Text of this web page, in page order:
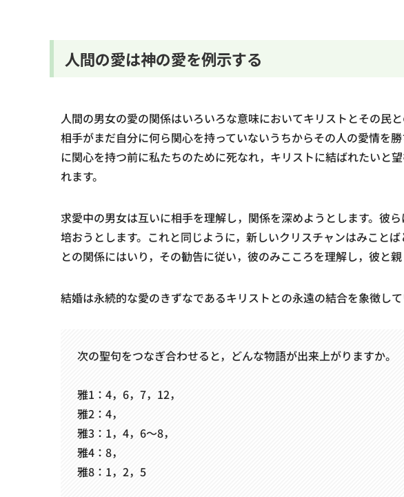
人間の愛は神の愛を例示する
人間の男女の愛の関係はいろいろな意味においてキリストとその民
相手がまだ自分に何ら関心を持っていないうちからその人の愛情を
に関心を持つ前に私たちのために死なれ，キリストに結ばれたいと
れます。
求愛中の男女は互いに相手を理解し，関係を深めようとします。彼
培おうとします。これと同じように，新しいクリスチャンはみこと
との関係にはいり，その勧告に従い，彼のみこころを理解し，彼と親
結婚は永続的な愛のきずなであるキリストとの永遠の結合を象徴して
次の聖句をつなぎ合わせると，どんな物語が出来上がりますか。
雅1：4，6，7，12，
雅2：4，
雅3：1，4，6〜8，
雅4：8，
雅8：1，2，5